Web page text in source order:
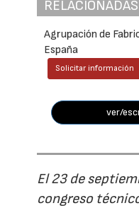
RELACIONADAS
Agrupación de
España
Solicitar información
ver/
El 23 de
congreso